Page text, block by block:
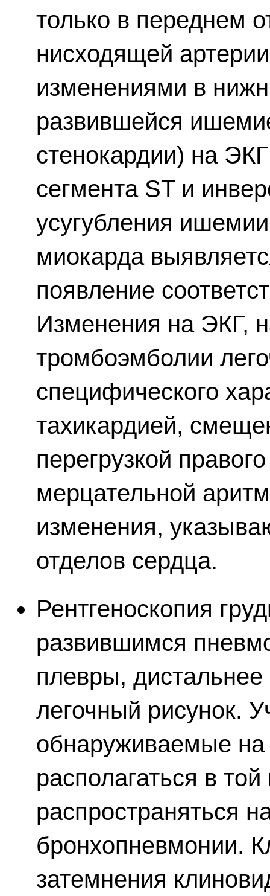
только в переднем
нисходящей
изменениями в
развившейся
стенокардии) на
сегмента ST и
усугубления
миокарда
появление
Изменения на ЭКГ,
тромбоэмболии
специфического
тахикардией,
перегрузкой
мерцательной
изменения,
отделов сердца.
Рентгеноскопия
развившимся
плевры, дистальнее
легочный рисунок.
обнаруживаемые на
располагаться в
распространяться
бронхопневмонии.
затемнения